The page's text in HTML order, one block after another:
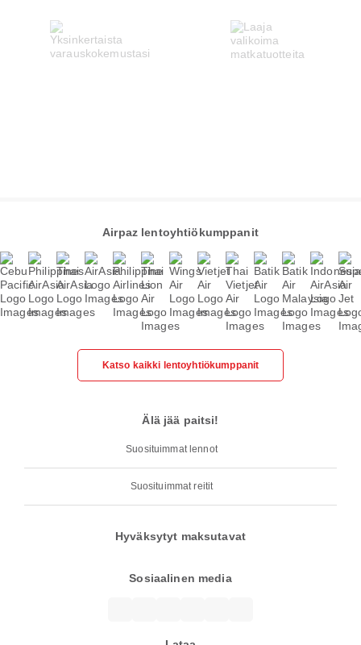
Airpaz lentoyhtiökumppanit
Katso kaikki lentoyhtiökumppanit
Älä jää paitsi!
Suosituimmat lennot
Suosituimmat reitit
Hyväksytyt maksutavat
Sosiaalinen media